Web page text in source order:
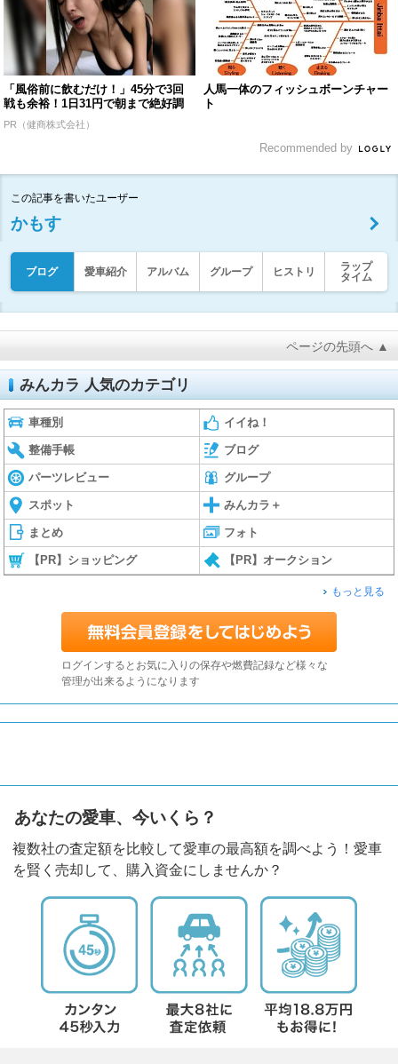
「風俗前に飲むだけ！」45分で3回
戦も余裕！1日31円で朝まで絶好調
PR（健商株式会社）
人馬一体のフィッシュボーンチャー
ト
Recommended by
この記事を書いたユーザー
かもす
ブログ 愛車紹介 アルバム グループ ヒストリ
ラップ
タイム
ページの先頭へ ▲
みんカラ 人気のカテゴリ
車種別 イイね！
整備手帳 ブログ
パーツレビュー グループ
スポット みんカラ＋
まとめ フォト
【PR】ショッピング 【PR】オークション
もっと見る
ログインするとお気に入りの保存や燃費記録など様々な
管理が出来るようになります
あなたの愛車、今いくら？
複数社の査定額を比較して愛車の最高額を調べよう！愛車
を賢く売却して、購入資金にしませんか？